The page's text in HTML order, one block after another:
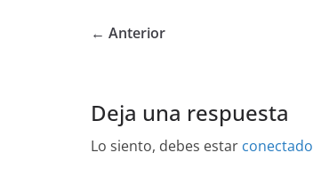
← Anterior
Deja una respuesta
Lo siento, debes estar conectado